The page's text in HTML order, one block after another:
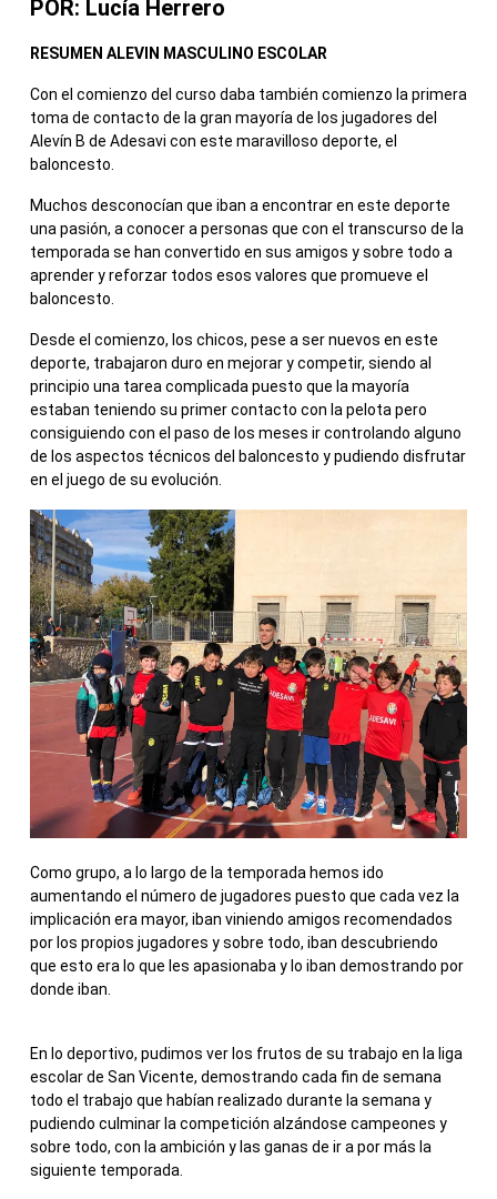
POR: Lucía Herrero
RESUMEN ALEVIN MASCULINO ESCOLAR
Con el comienzo del curso daba también comienzo la primera
toma de contacto de la gran mayoría de los jugadores del
Alevín B de Adesavi con este maravilloso deporte, el
baloncesto.
Muchos desconocían que iban a encontrar en este deporte
una pasión, a conocer a personas que con el transcurso de la
temporada se han convertido en sus amigos y sobre todo a
aprender y reforzar todos esos valores que promueve el
baloncesto.
Desde el comienzo, los chicos, pese a ser nuevos en este
deporte, trabajaron duro en mejorar y competir, siendo al
principio una tarea complicada puesto que la mayoría
estaban teniendo su primer contacto con la pelota pero
consiguiendo con el paso de los meses ir controlando alguno
de los aspectos técnicos del baloncesto y pudiendo disfrutar
en el juego de su evolución.
Como grupo, a lo largo de la temporada hemos ido
aumentando el número de jugadores puesto que cada vez la
implicación era mayor, iban viniendo amigos recomendados
por los propios jugadores y sobre todo, iban descubriendo
que esto era lo que les apasionaba y lo iban demostrando por
donde iban.
En lo deportivo, pudimos ver los frutos de su trabajo en la liga
escolar de San Vicente, demostrando cada fin de semana
todo el trabajo que habían realizado durante la semana y
pudiendo culminar la competición alzándose campeones y
sobre todo, con la ambición y las ganas de ir a por más la
siguiente temporada.